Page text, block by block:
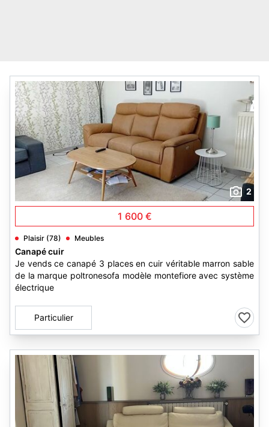
2
1 600 €
Plaisir (78) Meubles
Canapé cuir
Je vends ce canapé 3 places en cuir véritable marron sable
de la marque poltronesofa modèle montefiore avec système
électrique
Particulier